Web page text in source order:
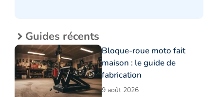
Guides récents
Bloque-roue moto fait
maison : le guide de
fabrication
9 août 2026